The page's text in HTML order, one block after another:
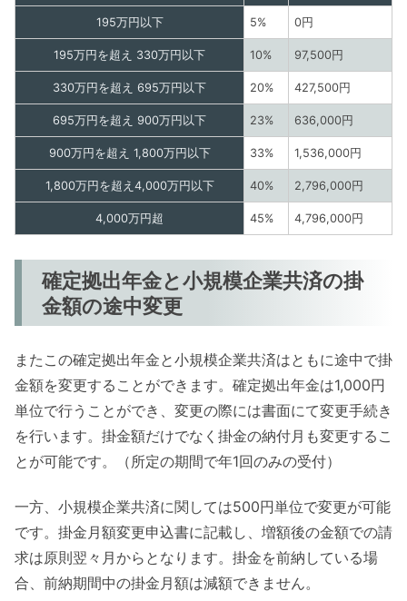
195万円以下 5% 0円
195万円を超え 330万円以下 10% 97,500円
330万円を超え 695万円以下 20% 427,500円
695万円を超え 900万円以下 23% 636,000円
900万円を超え 1,800万円以下 33% 1,536,000円
1,800万円を超え4,000万円以下 40% 2,796,000円
4,000万円超 45% 4,796,000円
確定拠出年金と小規模企業共済の掛
金額の途中変更
またこの確定拠出年金と小規模企業共済はともに途中で掛
金額を変更することができます。確定拠出年金は1,000円
単位で行うことができ、変更の際には書面にて変更手続き
を行います。掛金額だけでなく掛金の納付月も変更するこ
とが可能です。（所定の期間で年1回のみの受付）
一方、小規模企業共済に関しては500円単位で変更が可能
です。掛金月額変更申込書に記載し、増額後の金額での請
求は原則翌々月からとなります。掛金を前納している場
合、前納期間中の掛金月額は減額できません。